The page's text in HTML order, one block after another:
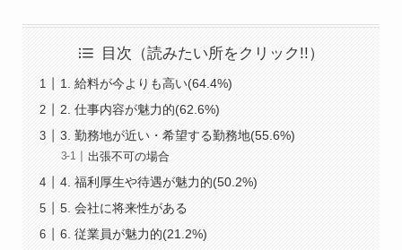
目次（読みたい所をクリック!!）
1. 給料が今よりも高い(64.4%)
2. 仕事内容が魅力的(62.6%)
3. 勤務地が近い・希望する勤務地(55.6%)
出張不可の場合
4. 福利厚生や待遇が魅力的(50.2%)
5. 会社に将来性がある
6. 従業員が魅力的(21.2%)